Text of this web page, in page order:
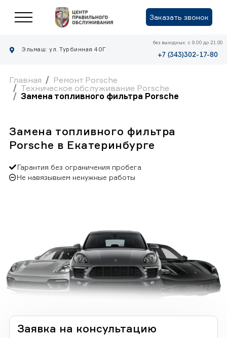
Заказать звонок
Эльмаш: ул. Турбинная 40Г
без выходных: с 9.00 до 21.00
+7 (343)302-17-80
Главная
Ремонт Porsche
Техническое обслуживание Porsche
Замена топливного фильтра Porsche
Замена топливного фильтра
Porsche в Екатеринбурге
Гарантия без ограничения пробега
Не навязывыем ненужные работы
Заявка на консультацию